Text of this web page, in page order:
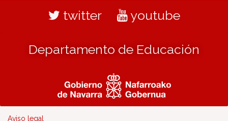
twitter youtube
Departamento de Educación
Aviso legal